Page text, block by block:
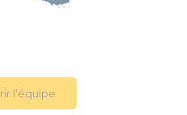
l’équipe